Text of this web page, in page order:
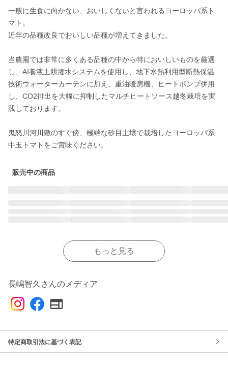
一般に生食に向かない、おいしくないと言われるヨーロッパ系ト
マト。
近年の品種改良でおいしい品種が増えてきました。
当農園では非常に多くある品種の中から特においしいものを厳選
し、AI養液土耕潅水システムを使用し、地下水熱利用型断熱保温
技術ウォーターカーテンに加え、重油暖房機、ヒートポンプ併用
し、CO2排出を大幅に抑制したマルチヒートソース越冬栽培を実
践しております。
鬼怒川河川敷のすぐ傍、極端な砂目土壌で栽培したヨーロッパ系
中玉トマトをご賞味ください。
販売中の商品
もっと見る
長嶋智久さんのメディア
特定商取引法に基づく表記